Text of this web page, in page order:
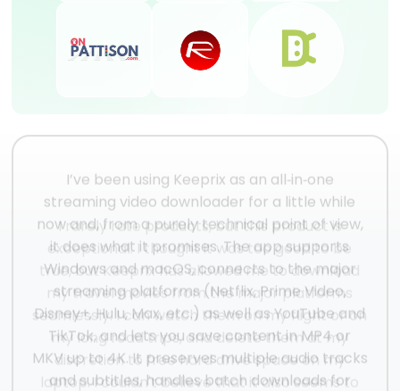
I’ve been using Keeprix as an all‑in‑one
streaming video downloader for a little while
now and, from a purely technical point of view,
it does what it promises. The app supports
Windows and macOS, connects to the major
streaming platforms (Netflix, Prime Video,
Disney+, Hulu, Max, etc.) as well as YouTube and
TikTok, and lets you save content in MP4 or
MKV up to 4K. It preserves multiple audio tracks